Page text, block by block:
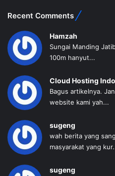
Recent Comments
Hamzah
Sungai Manding
100m hanyut...
Cloud Hosting
Bagus artikelnya.
website kami yah...
sugeng
wah berita yang
masyarakat yang
sugeng